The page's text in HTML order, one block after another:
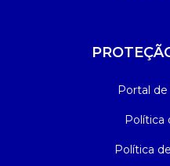
Portal
Política
Política